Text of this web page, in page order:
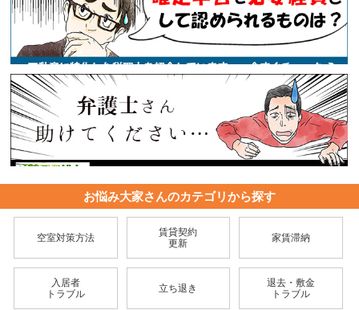
お悩み大家さんのカテゴリから探す
空室対策方法
賃貸契約
更新
家賃滞納
入居者
トラブル
立ち退き
退去・敷金
トラブル